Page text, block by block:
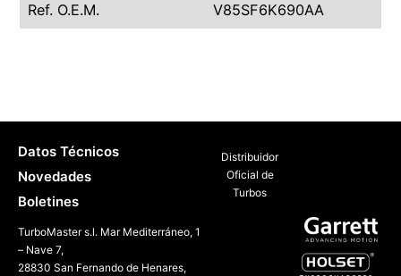
Ref. O.E.M. V85SF6K690AA
Distribuidor
Oficial de
Turbos
Datos Técnicos
Novedades
Boletines
TurboMaster s.l. Mar Mediterráneo, 1
– Nave 7,
28830 San Fernando de Henares,